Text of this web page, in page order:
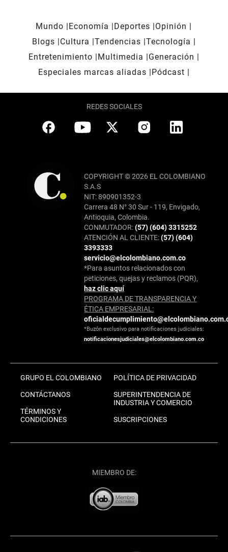
Mundo Economía Deportes
Opinión
Blogs
Cultura Tendencias Tecnología
Entretenimiento
Multimedia
Generación
Especiales marcas aliadas
Pódcast
REDES SOCIALES
COPYRIGHT © 2026 EL COLOMBIANO
S.A.S
NIT: 890901352-3
Carrera 48 N° 30 Sur - 119, Envigado,
Antioquia, Colombia.
CONMUTADOR:(57) (604) 3315252
ATENCIÓN AL CLIENTE:(57) (604)
3393333
servicio@elcolombiano.com.co
*Para asuntos relacionados con
peticiones, quejas y reclamos (PQR),
haz clic aquí
PROGRAMA DE TRANSPARENCIA Y
ÉTICA EMPRESARIAL:
*Buzón exclusivo para notificaciones judiciales:
notificacionesjudiciales@elcolombiano.com.co
GRUPO EL COLOMBIANO
CONTÁCTANOS
TÉRMINOS Y
CONDICIONES
POLÍTICA DE PRIVACIDAD
SUPERINTENDENCIA DE
INDUSTRIA Y COMERCIO
SUSCRIPCIONES
MIEMBRO DE: